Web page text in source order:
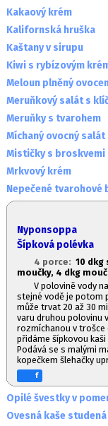
Kakaový krém
Kalifornská hruška
Kaštany v sirupu
Kiwi s rybízovým
Meloun plněný
Meruňkový salát s
Meruňky s tvarohem
Míchaný ovocný salát
Mističky s broskvemi
Mrkvový krém
Nepečené tvarohové
Nyponsoppa
Šípková polévka
4 porce: 10 dkg
moučky, 4 dkg
V polovině vody
stejné vodě je potom
může trvat 20 až 30
varu druhou polovinu
rozmíchanou v trošce
přidáme šípkovou
Podává se s malými
kopečkem šlehačky
f
Opilé švestky v
Ovesná kaše studená